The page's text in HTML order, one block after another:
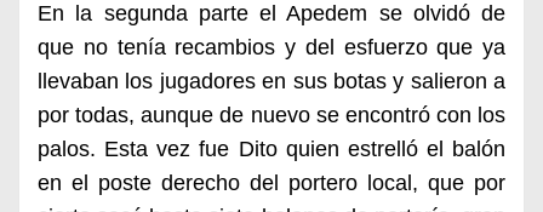
En la segunda parte el Apedem se olvidó de
que no tenía recambios y del esfuerzo que ya
llevaban los jugadores en sus botas y salieron a
por todas, aunque de nuevo se encontró con los
palos. Esta vez fue Dito quien estrelló el balón
en el poste derecho del portero local, que por